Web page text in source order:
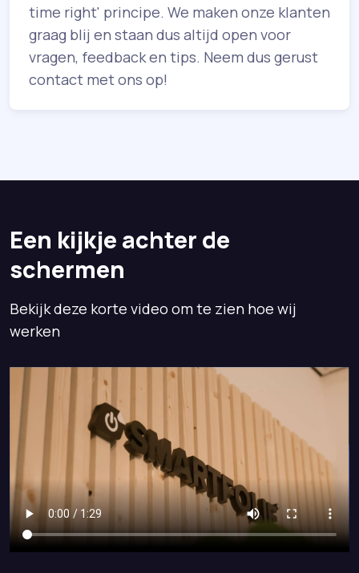
time right' principe. We maken onze klanten
graag blij en staan dus altijd open voor
vragen, feedback en tips. Neem dus gerust
contact met ons op!
Een kijkje achter de
schermen
Bekijk deze korte video om te zien hoe wij
werken